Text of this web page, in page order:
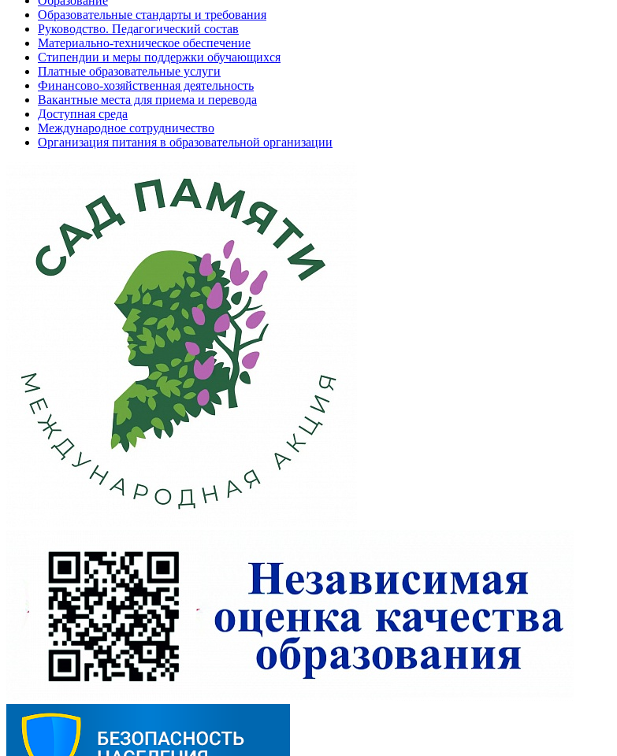
Образовательные стандарты и требования
Руководство. Педагогический состав
Материально-техническое обеспечение
Стипендии и меры поддержки обучающихся
Платные образовательные услуги
Финансово-хозяйственная деятельность
Вакантные места для приема и перевода
Доступная среда
Международное сотрудничество
Организация питания в образовательной организации